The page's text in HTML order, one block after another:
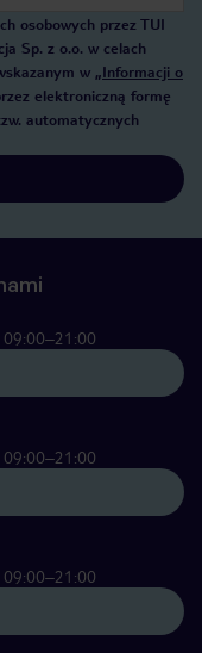
osobowych przez TUI
Sp. z o.o. w celach
w „Informacji o
elektroniczną formę
automatycznych